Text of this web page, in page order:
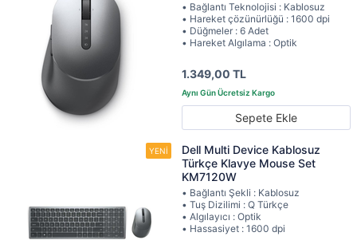
• Bağlantı Teknolojisi : Kablosuz
• Hareket çözünürlüğü : 1600 dpi
• Düğmeler : 6 Adet
• Hareket Algılama : Optik
1.349,00 TL
Sepete Ekle
Dell Multi Device Kablosuz
Türkçe Klavye Mouse Set
KM7120W
• Bağlantı Şekli : Kablosuz
• Tuş Dizilimi : Q Türkçe
• Algılayıcı : Optik
• Hassasiyet : 1600 dpi